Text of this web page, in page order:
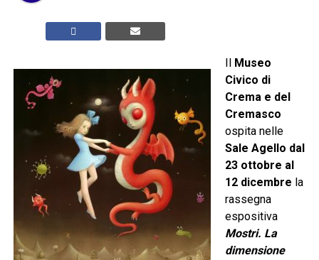
Museo
Civico di
Crema e del
Cremasco
ospita nelle
Sale Agello dal
23 ottobre al
12 dicembre la
rassegna
espositiva
Mostri. La
dimensione